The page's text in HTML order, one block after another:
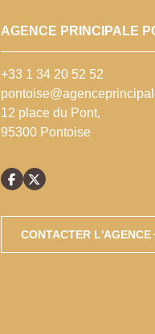
AGENCE PRINCIPALE
+33 1 34 20 52 52
12 place du Pont,
95300 Pontoise
CONTACTER L'AGENCE